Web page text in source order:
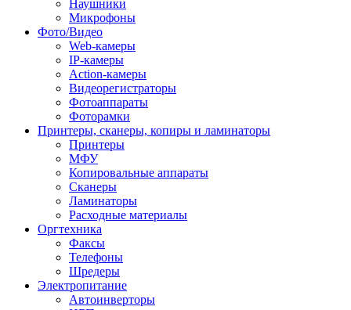
Наушники
Микрофоны
Фото/Видео
Web-камеры
IP-камеры
Action-камеры
Видеорегистраторы
Фотоаппараты
Фоторамки
Принтеры, сканеры, копиры и ламинаторы
Принтеры
МФУ
Копировальные аппараты
Сканеры
Ламинаторы
Расходные материалы
Оргтехника
Факсы
Телефоны
Шредеры
Электропитание
Автоинверторы